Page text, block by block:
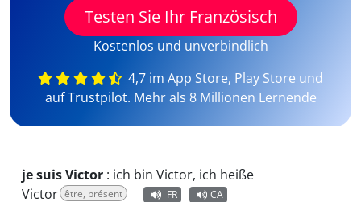
Testen Sie Ihr Französisch
Kostenlos und unverbindlich
4,7 im App Store, Play Store und
auf Trustpilot. Mehr als 8 Millionen Lernende
je suis Victor : ich bin Victor, ich heiße
Victor être, présent FR CA